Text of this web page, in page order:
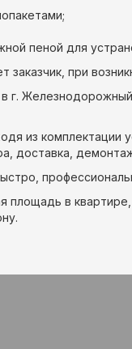
пеной для
при
г.
из комплектации
доставка,
площадь в